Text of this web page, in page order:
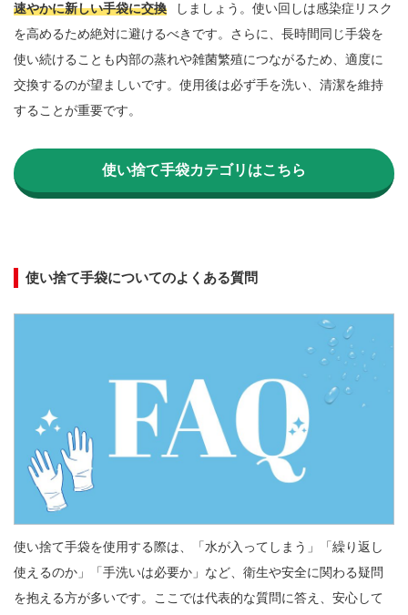
速やかに新しい手袋に交換
しましょう。使い回しは感染症リスク
を高めるため絶対に避けるべきです。さらに、長時間同じ手袋を
使い続けることも内部の蒸れや雑菌繁殖につながるため、適度に
交換するのが望ましいです。使用後は必ず手を洗い、清潔を維持
することが重要です。
使い捨て手袋カテゴリはこちら
使い捨て手袋についてのよくある質問
使い捨て手袋を使用する際は、「水が入ってしまう」「繰り返し
使えるのか」「手洗いは必要か」など、衛生や安全に関わる疑問
を抱える方が多いです。ここでは代表的な質問に答え、安心して